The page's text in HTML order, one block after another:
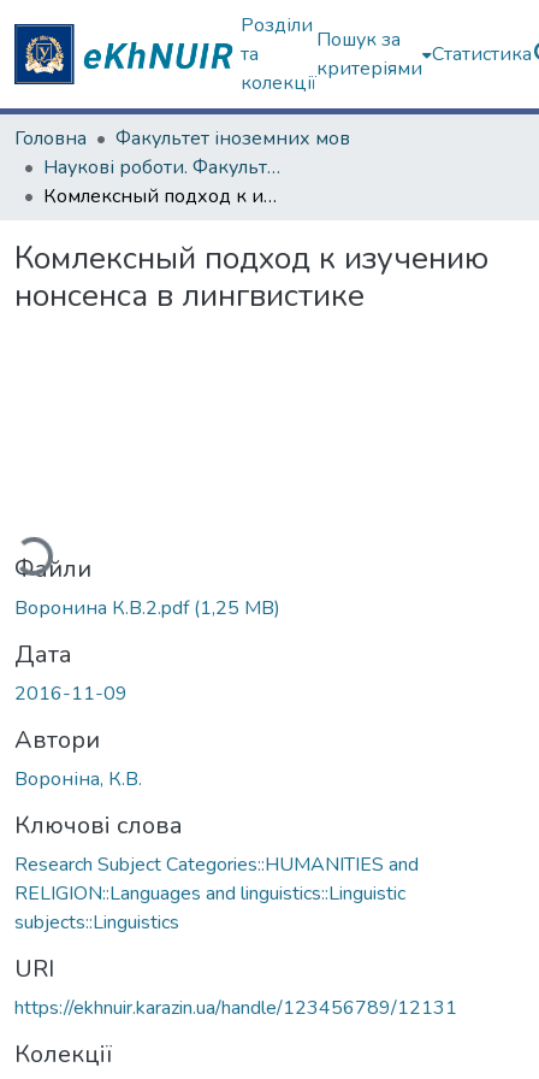
Розділи
та
колекції
Пошук за
критеріями
Статистика
Головна
Факультет іноземних мов
Наукові роботи. Факультет іноземних мов
Комлексный подход к изучению нонсенса в лингвистике
Комлексный подход к изучению
нонсенса в лингвистике
Файли
Воронина К.В.2.pdf(1,25 MB)
Дата
2016-11-09
Автори
Вороніна, К.В.
Ключові слова
Research Subject Categories::HUMANITIES and
RELIGION::Languages and linguistics::Linguistic
subjects::Linguistics
URI
https://ekhnuir.karazin.ua/handle/123456789/12131
Колекції